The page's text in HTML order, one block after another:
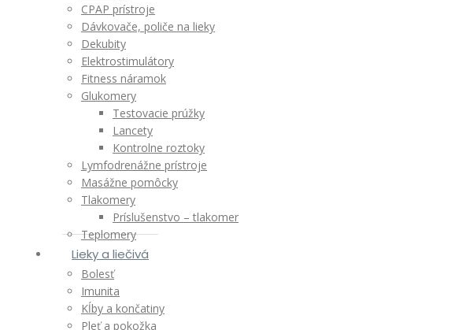
CPAP prístroje
Dávkovače, poliče na lieky
Dekubity
Elektrostimulátory
Fitness náramok
Glukomery
Testovacie prúžky
Lancety
Kontrolne roztoky
Lymfodrenážne prístroje
Masážne pomôcky
Tlakomery
Príslušenstvo – tlakomer
Teplomery
Lieky a liečivá
Bolesť
Imunita
Kĺby a končatiny
Pleť a pokožka